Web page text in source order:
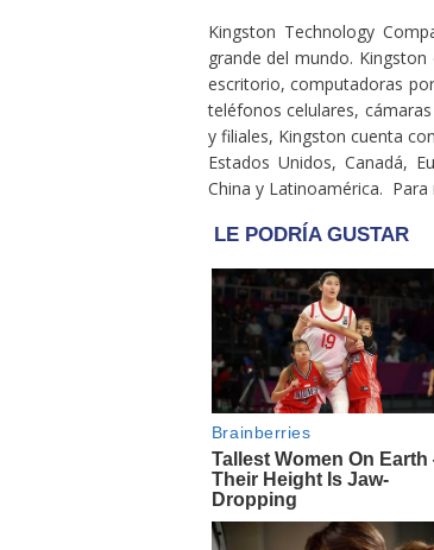
Kingston Technology
grande del mundo.
escritorio, computadoras
teléfonos celulares,
y filiales, Kingston cuenta
Estados Unidos, Canadá,
China y Latinoamérica.